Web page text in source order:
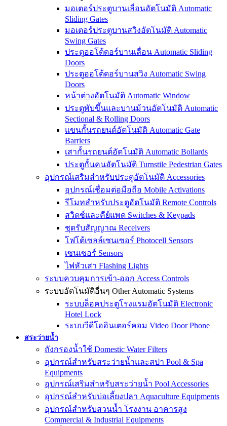
มอเตอร์ประตูบานเลื่อนอัตโนมัติ Automatic
Sliding Gates
มอเตอร์ประตูบานสวิงอัตโนมัติ Automatic
Swing Gates
ประตูออโต้ดอร์บานเลื่อน Automatic Sliding
Doors
ประตูออโต้ดอร์บานสวิง Automatic Swing
Doors
หน้าต่างอัตโนมัติ Automatic Window
ประตูพับขึ้นและบานม้วนอัตโนมัติ Automatic
Sectional & Rolling Doors
แขนกั้นรถยนต์อัตโนมัติ Automatic Gate
Barriers
เสากั้นรถยนต์อัตโนมัติ Automatic Bollards
ประตูกั้นคนอัตโนมัติ Turnstile Pedestrian Gates
อุปกรณ์เสริมสำหรับประตูอัตโนมัติ Accessories
อุปกรณ์เชื่อมต่อมือถือ Mobile Activations
รีโมทสำหรับประตูอัตโนมัติ Remote Controls
สวิตช์และคีย์แพด Switches & Keypads
ชุดรับสัญญาณ Receivers
โฟโต้เซลล์เซนเซอร์ Photocell Sensors
เซนเซอร์ Sensors
ไฟหัวเสา Flashing Lights
ระบบควบคุมการเข้า-ออก Access Controls
ระบบอัตโนมัติอื่นๆ Other Automatic Systems
ระบบล็อคประตูโรงเเรมอัตโนมัติ Electronic
Hotel Lock
ระบบวีดีโออินเตอร์คอม Video Door Phone
สระว่ายน้ำ
ถังกรองน้ำใช้ Domestic Water Filters
อุปกรณ์สำหรับสระว่ายน้ำและสปา Pool & Spa
Equipments
อุปกรณ์เสริมสำหรับสระว่ายน้ำ Pool Accessories
อุปกรณ์สำหรับบ่อเลี้ยงปลา Aquaculture Equipments
อุปกรณ์สำหรับสวนน้ำ โรงงาน อาคารสูง
Commercial & Industrial Equipments